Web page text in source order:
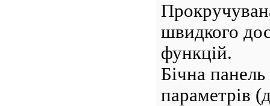
швидкого
функцій.
Бічна
параметрів